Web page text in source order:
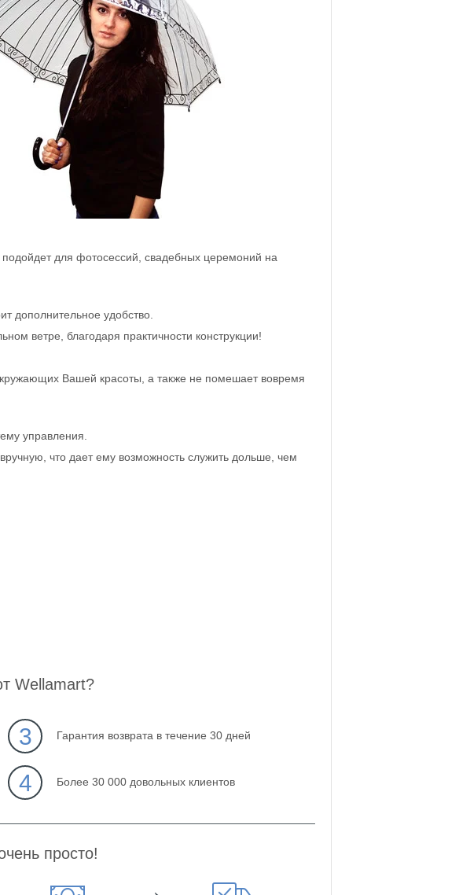
для фотосессий, свадебных церемоний на
дополнительное удобство.
ветре, благодаря практичности конструкции!
Вашей красоты, а также не помешает вовремя
управления.
что дает ему возможность служить дольше, чем
Wellamart?
3 Гарантия возврата в течение 30 дней
4 Более 30 000 довольных клиентов
просто!